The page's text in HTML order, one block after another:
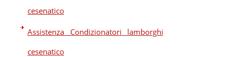
cesenatico
Assistenza Condizionatori lamborghini
cesenatico